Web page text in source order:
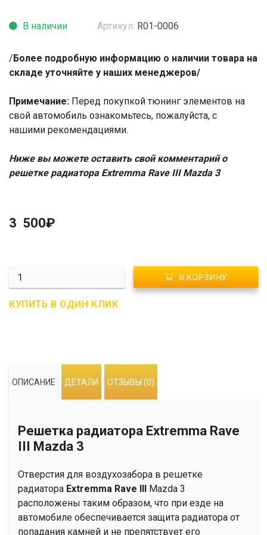
Артикул: R01-0006
В наличии
/Более подробную информацию о наличии товара на
складе уточняйте у наших менеджеров/
Примечание: Перед покупкой тюнинг элементов на
свой автомобиль ознакомьтесь, пожалуйста, с
нашими рекомендациями.
Ниже вы можете оставить свой комментарий о
решетке радиатора Extremma Rave III Mazda 3
3 500₽
Количество
R01-
0006
Mazda
В КОРЗИНУ
КУПИТЬ В ОДИН КЛИК
ОПИСАНИЕ ДЕТАЛИ ОТЗЫВЫ (0)
Решетка радиатора Extremma Rave
III Mazda 3
Отверстия для воздухозабора в решетке
радиатора Extremma Rave III Mazda 3
расположены таким образом, что при езде на
автомобиле обеспечивается защита радиатора от
попадания камней и не препятствует его